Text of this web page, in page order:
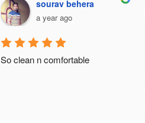
sourav behera
a year ago
So clean n comfortable